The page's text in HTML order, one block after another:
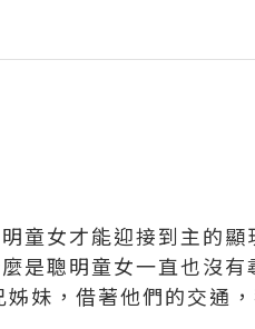
童女才能迎接到主的
是聰明童女一直也沒
妹，借著他們的交通